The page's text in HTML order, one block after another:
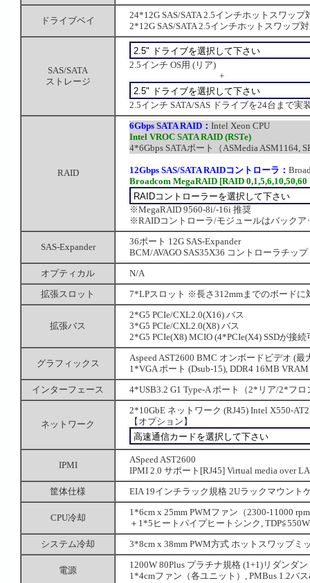
ドライブベイ
24*12G SAS/SATA 2.5インチホットスワッ
2*12G SAS/SATA 2.5インチホットスワップ
SAS/SATA
ストレージ
2.5インチ OS用 (リア)
+
2.5インチ SATA/SAS ドライブを24台まで実
RAID
6Gbps SATA RAID： Intel Xeon CPU
Intel VROC SATA RAID (RSTe)
4*6Gbps SATAポート（ASMedia ASM1164,
12Gbps SAS/SATA RAIDコントローラ：
Broadcom MegaRAID [RAID
※MegaRAID 9560-8i/-16i 推奨
※RAIDコントローラ/モジュールはバック
SAS-Expander
36ポート 12G SAS-Expander
BCM/AVAGO SAS35X36 コントローラチッ
オプティカル
N/A
拡張スロット
7*LPスロット ※長さ312mmまでのボードに
拡張バス
2*G5 PCIe/CXL2.0(X16) バス
3*G5 PCIe/CXL2.0(X8) バス
2*G5 PCIe(X8) MCIO (4*PCIe(X4) SSDが接続
グラフィックス
Aspeed AST2600 BMC オンボードビデオ (最
1*VGA ポート (Dsub-15), DDR4 16MB VRAM
インターフェース
4*USB3.2 G1 Type-A ポート（2*リア/2*フロ
ネットワーク
2*10GbE ネットワーク (RJ45) Intel X550-
【オプション】
IPMI
ASpeed AST2600
IPMI 2.0 サポート[RJ45] Virtual media over
筐体仕様
EIA 19インチラック規格 2Uラックマウント
CPU冷却
1*6cm x 25mm PWMファン（2300-11000
＋1*5ヒートパイプヒートシンク, TDP≦550W
システム冷却
3*8cm x 38mm PWM方式 ホットスワップミ
電源
1200W 80Plus プラチナ規格 (1+1)リダンダン
1*4cmファン（各ユニット）, PMBus 1.2バ